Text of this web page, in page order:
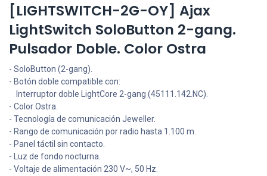
[LIGHTSWITCH-2G-OY] Ajax
LightSwitch SoloButton 2-gang.
Pulsador Doble. Color Ostra
- SoloButton (2-gang).
- Botón doble compatible con:
Interruptor doble LightCore 2-gang (45111.142.NC).
- Color Ostra.
- Tecnología de comunicación Jeweller.
- Rango de comunicación por radio hasta 1.100 m.
- Panel táctil sin contacto.
- Luz de fondo nocturna.
- Voltaje de alimentación 230 V~, 50 Hz.